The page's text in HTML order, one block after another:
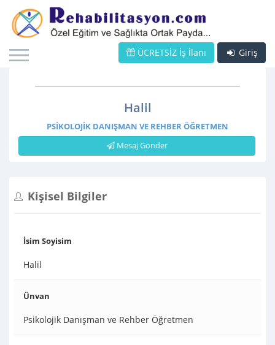
Giriş
ÜCRETSİZ İş İlanı
Halil
PSIKOLOJIK DANIŞMAN VE REHBER ÖĞRETMEN
Mesaj Gönder
Kişisel Bilgiler
İsim Soyisim
Halil
Ünvan
Psikolojik Danışman ve Rehber Öğretmen